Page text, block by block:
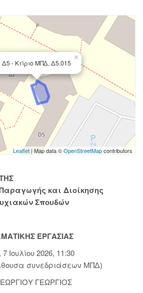
×
Δ5 - Κτίριο ΜΠΔ, Δ5.015
Leaflet | Map data ©OpenStreetMapcontributors
και Διοίκησης
Σπουδών
ΕΡΓΑΣΙΑΣ
7 Ιουλίου 2026, 11:30
συνεδριάσεων ΜΠΔ)
ΓΕΩΡΓΙΟΣ